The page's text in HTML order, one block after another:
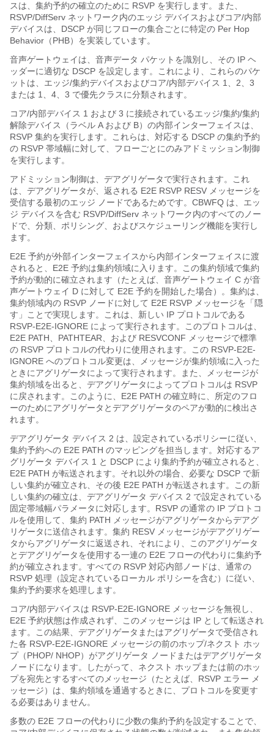
スは、集約予約の確立のために RSVP を実行します。また、
RSVP/DiffServ ネットワーク内のエッジ デバイスおよびコア/内部
デバイスは、DSCP が同じフローの集合ごとに特定の Per Hop
Behavior（PHB）を実装しています。
音声ゲートウェイは、音声データ パケットを識別し、その IP ヘ
ッダーに適切な DSCP を設定します。これにより、これらのパケ
ットは、エッジ/集約デバイスおよびコア/内部デバイス 1、2、3
または 1、4、3 で優先クラスに分類されます。
コア/内部デバイス 1 および 3 に接続されているエッジ/集約/集約
解除デバイス（ラベル A および B）の内部インターフェイスは、
RSVP 集約を実行します。これらは、対応する DSCP の集約予約
の RSVP 帯域幅に対して、フローごとにのみアドミッション制御
を実行します。
アドミッション制御は、デアグリゲータで実行されます。これ
は、デアグリゲータが、返される E2E RSVP RESV メッセージを
受信する最初のエッジ ノードであるためです。CBWFQ は、エッ
ジ デバイスを含む RSVP/DiffServ ネットワーク内のすべてのノー
ドで、分類、ポリシング、およびスケジューリング機能を実行し
ます。
E2E 予約が外部インターフェイスから内部インターフェイスに渡
されると、E2E 予約は集約領域に入ります。この集約領域で集約
予約が動的に確立されます（たとえば、音声ゲートウェイ C が音
声ゲートウェイ D に対して E2E 予約を開始した場合）。集約は、
集約領域内の RSVP ノードに対して E2E RSVP メッセージを「隠
す」ことで実現します。これは、新しい IP プロトコルである
RSVP-E2E-IGNORE によって実行されます。このプロトコルは、
E2E PATH、PATHTEAR、および RESVCONF メッセージで標準
の RSVP プロトコルの代わりに使用されます。この RSVP-E2E-
IGNORE へのプロトコル変更は、メッセージが集約領域に入った
ときにアグリゲータによって実行されます。また、メッセージが
集約領域を出ると、デアグリゲータによってプロトコルは RSVP
に戻されます。このように、E2E PATH の確立時に、所定のフロ
ーのためにアグリゲータとデアグリゲータのペアが動的に検出さ
れます。
デアグリゲータ デバイス 2 は、設定されているポリシーに従い、
集約予約への E2E PATH のマッピングを担当します。対応するア
グリゲータ デバイス 1 と DSCP により集約予約が確立されると、
E2E PATH が転送されます。それ以外の場合、必要な DSCP で新
しい集約が確立され、その後 E2E PATH が転送されます。この新
しい集約の確立は、デアグリゲータ デバイス 2 で設定されている
固定帯域幅パラメータに対応します。RSVP の通常の IP プロトコ
ルを使用して、集約 PATH メッセージがアグリゲータからデアグ
リゲータに送信されます。集約 RESV メッセージがデアグリゲー
タからアグリゲータに返送され、それにより、このアグリゲータ
とデアグリゲータを使用する一連の E2E フローの代わりに集約予
約が確立されます。すべての RSVP 対応内部ノードは、通常の
RSVP 処理（設定されているローカル ポリシーを含む）に従い、
集約予約要求を処理します。
コア/内部デバイスは RSVP-E2E-IGNORE メッセージを無視し、
E2E 予約状態は作成されず、このメッセージは IP として転送され
ます。この結果、デアグリゲータまたはアグリゲータで受信され
た各 RSVP-E2E-IGNORE メッセージの前のホップ/ネクスト ホッ
プ（PHOP/ NHOP）がアグリゲータ ノードまたはデアグリゲータ
ノードになります。したがって、ネクスト ホップまたは前のホッ
プを宛先とするすべてのメッセージ（たとえば、RSVP エラー メ
ッセージ）は、集約領域を通過するときに、プロトコルを変更す
る必要はありません。
多数の E2E フローの代わりに少数の集約予約を設定することで、